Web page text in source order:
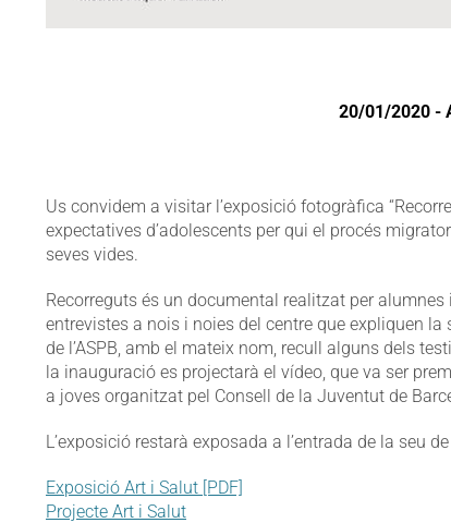
20/01/2020 -
Us convidem a visitar l’exposició fotogràfica
expectatives d’adolescents per qui el procés
seves vides.
Recorreguts és un documental realitzat per alumnes
entrevistes a nois i noies del centre que expliquen
de l’ASPB, amb el mateix nom, recull alguns dels
la inauguració es projectarà el vídeo, que va ser
a joves organitzat pel Consell de la Juventut de
L’exposició restarà exposada a l’entrada de la seu de
Exposició Art i Salut [PDF]
Projecte Art i Salut